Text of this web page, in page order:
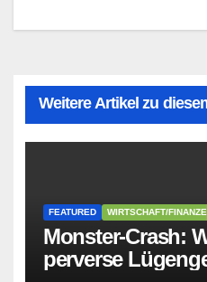
Weitere Artikel zu
FEATURED WIRTSCHAFT/
Monster-Crash:
perverse